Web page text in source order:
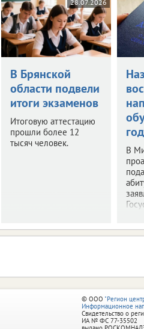
28.07.2026
В Брянской
области подвели
итоги экзаменов
Итоговую аттестацию
прошли более 12
тысяч человек.
В
© ООО "Регион
Информационное
Свидетельство о
ИА № ФС 77‑35502